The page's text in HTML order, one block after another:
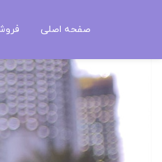
صفحه اصلی